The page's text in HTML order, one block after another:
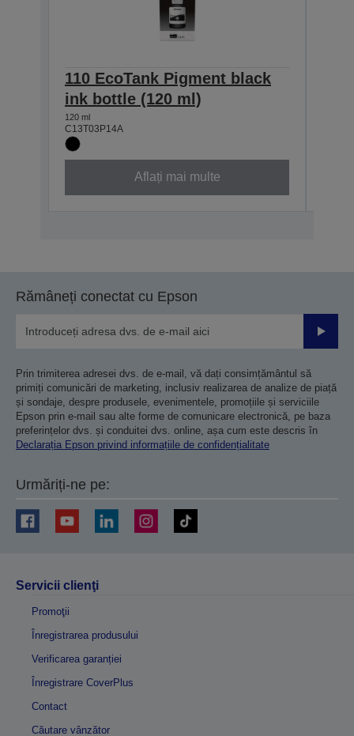
110 EcoTank Pigment black
ink bottle (120 ml)
120 ml
C13T03P14A
Aflați mai multe
Rămâneți conectat cu Epson
Prin trimiterea adresei dvs. de e-mail, vă dați consimțământul să
primiți comunicări de marketing, inclusiv realizarea de analize de piață
și sondaje, despre produsele, evenimentele, promoțiile și serviciile
Epson prin e-mail sau alte forme de comunicare electronică, pe baza
preferințelor dvs. și conduitei dvs. online, așa cum este descris în
Declarația Epson privind informațiile de confidențialitate
Urmăriți-ne pe:
Servicii clienţi
Promoţii
Înregistrarea produsului
Verificarea garanției
Înregistrare CoverPlus
Contact
Căutare vânzător